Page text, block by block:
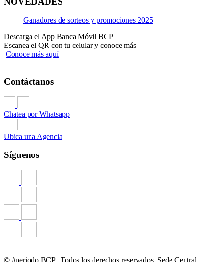
Ganadores de sorteos y promociones 2025
Descarga el App Banca Móvil BCP
Escanea el QR con tu celular y conoce más
Conoce más aquí
Contáctanos
Chatea por Whatsapp
Ubica una Agencia
Síguenos
© #periodo BCP | Todos los derechos reservados. Sede Central,